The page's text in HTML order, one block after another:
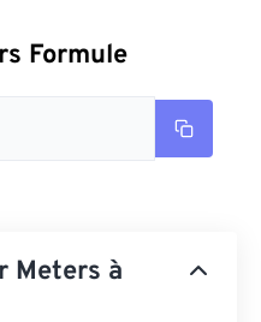
Formule
Meters à